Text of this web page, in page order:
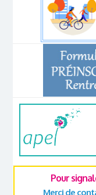
Pour
Merci de